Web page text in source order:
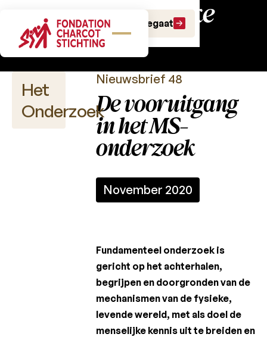
Doe een gift Doe een legaat
Wetenschappelijke
publicaties
Het
Onderzoek
Nieuwsbrief 48
De vooruitgang
in het MS-
onderzoek
November 2020
Fundamenteel onderzoek is
gericht op het achterhalen,
begrijpen en doorgronden van de
mechanismen van de fysieke,
levende wereld, met als doel de
menselijke kennis uit te breiden en